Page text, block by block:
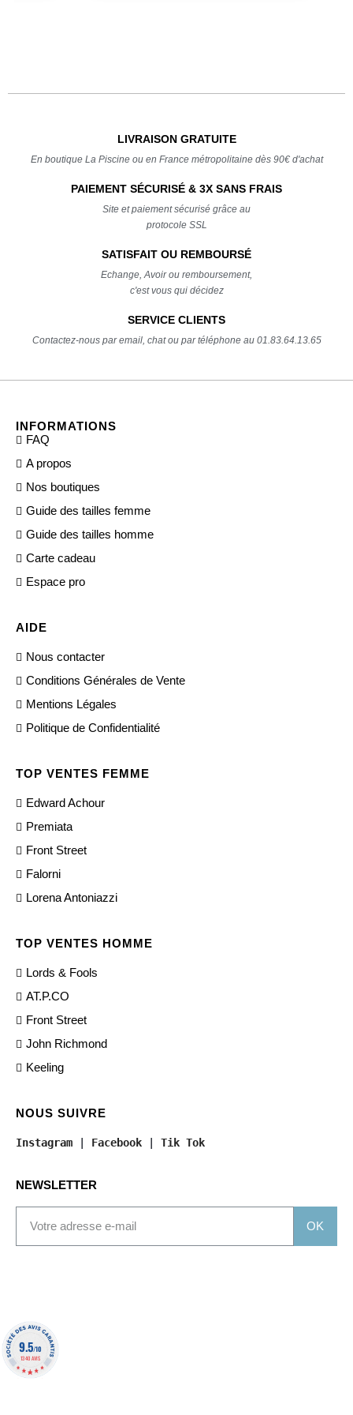
LIVRAISON GRATUITE
En boutique La Piscine ou en France métropolitaine dès 90€ d'achat
PAIEMENT SÉCURISÉ & 3X SANS FRAIS
Site et paiement sécurisé grâce au
protocole SSL
SATISFAIT OU REMBOURSÉ
Echange, Avoir ou remboursement,
c'est vous qui décidez
SERVICE CLIENTS
Contactez-nous par email, chat ou par téléphone au 01.83.64.13.65
INFORMATIONS
FAQ
A propos
Nos boutiques
Guide des tailles femme
Guide des tailles homme
Carte cadeau
Espace pro
AIDE
Nous contacter
Conditions Générales de Vente
Mentions Légales
Politique de Confidentialité
TOP VENTES FEMME
Edward Achour
Premiata
Front Street
Falorni
Lorena Antoniazzi
TOP VENTES HOMME
Lords & Fools
AT.P.CO
Front Street
John Richmond
Keeling
NOUS SUIVRE
Instagram Facebook Tik Tok
NEWSLETTER
OK
9.5/10
1340 AVIS